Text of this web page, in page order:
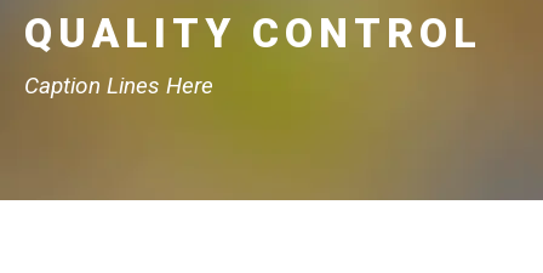
QUALITY CONTROL
Caption Lines Here